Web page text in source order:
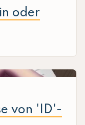
oder
von 'ID'-